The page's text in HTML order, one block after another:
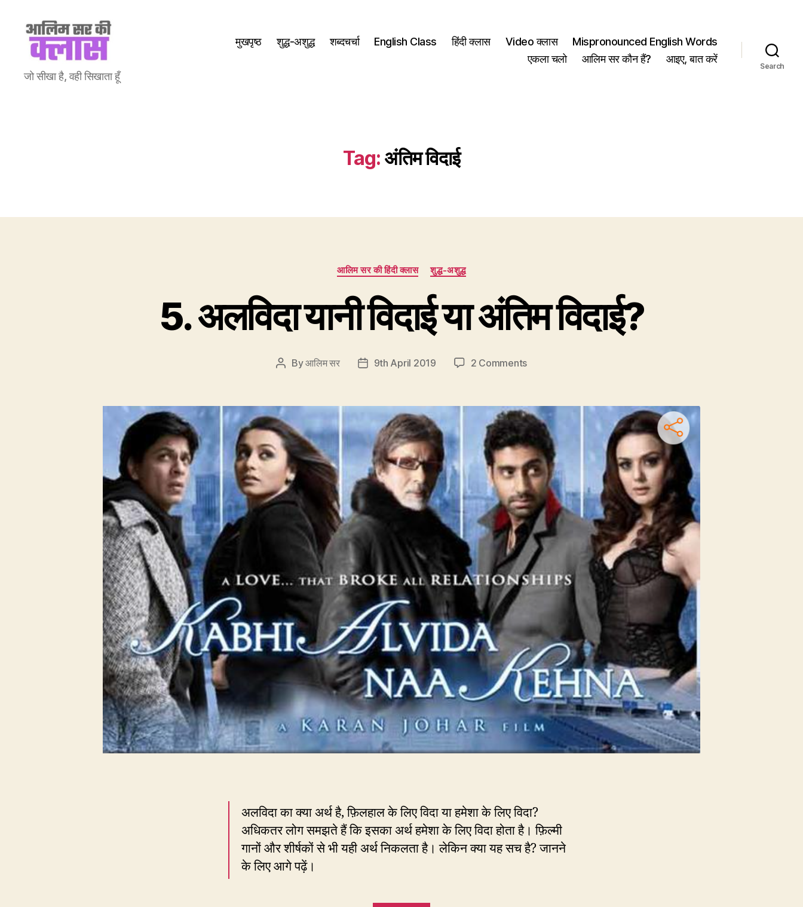
Aalim
Sir
जो सीखा है, वही सिखाता हूँ
मुखपृष्ठ शुद्ध-अशुद्ध शब्दचर्चा English Class हिंदी क्लास Video क्लास
Mispronounced English Words
एकला चलो
आलिम सर कौन हैं? आइए, बात करें
Search
Tag: अंतिम विदाई
Categories
आलिम सर की हिंदी क्लास शुद्ध-अशुद्ध
5. अलविदा यानी विदाई या अंतिम विदाई?
PostByआलिम सर
Post9th April 2019 2 Commentson
यानी
विदाई
या
अंतिम
विदाई?
अलविदा का क्या अर्थ है, फ़िलहाल के लिए विदा या हमेशा के लिए विदा?
अधिकतर लोग समझते हैं कि इसका अर्थ हमेशा के लिए विदा होता है। फ़िल्मी
गानों और शीर्षकों से भी यही अर्थ निकलता है। लेकिन क्या यह सच है? जानने
के लिए आगे पढ़ें।